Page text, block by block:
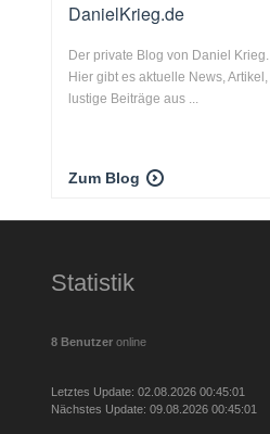
DanielKrieg.de
Der private Blog von Daniel Krieg.
Hier gibt es aktuelle News, Artikel,
lustige Beiträge aus ...
Zum Blog
Statistik
8 Benutzer online
Letztes Update: 02.08.2026 00:45:01
Nächstes Update: 09.08.2026 00:45:01